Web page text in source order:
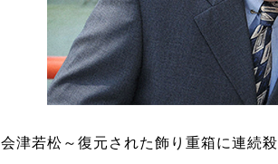
会津若松～復元された飾り重箱に連続